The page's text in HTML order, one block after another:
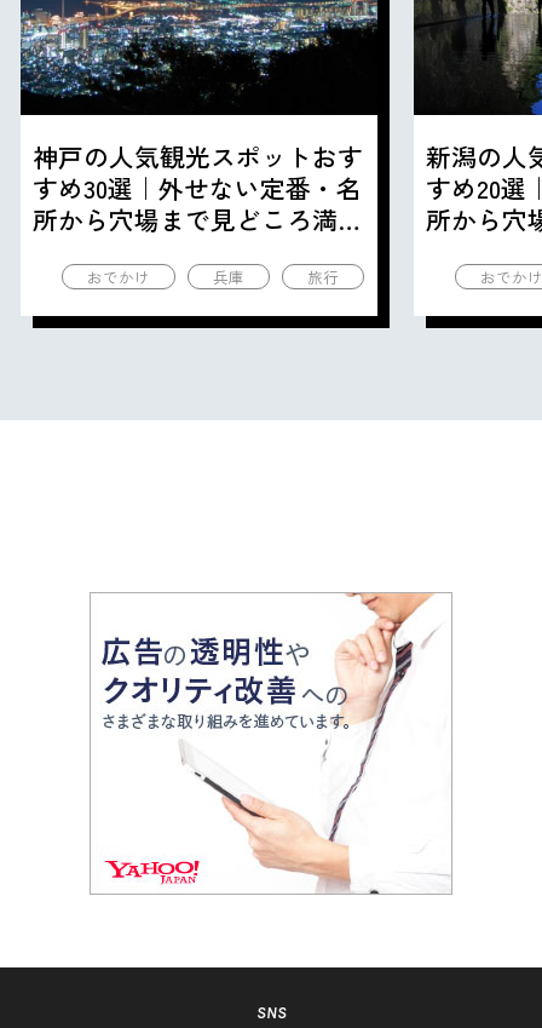
神戸の人気観光スポットおす
すめ30選｜外せない定番・名
所から穴場まで見どころ満載
おでかけ 兵庫 旅行
新潟の人
すめ20選
所から穴
おでか
SNS